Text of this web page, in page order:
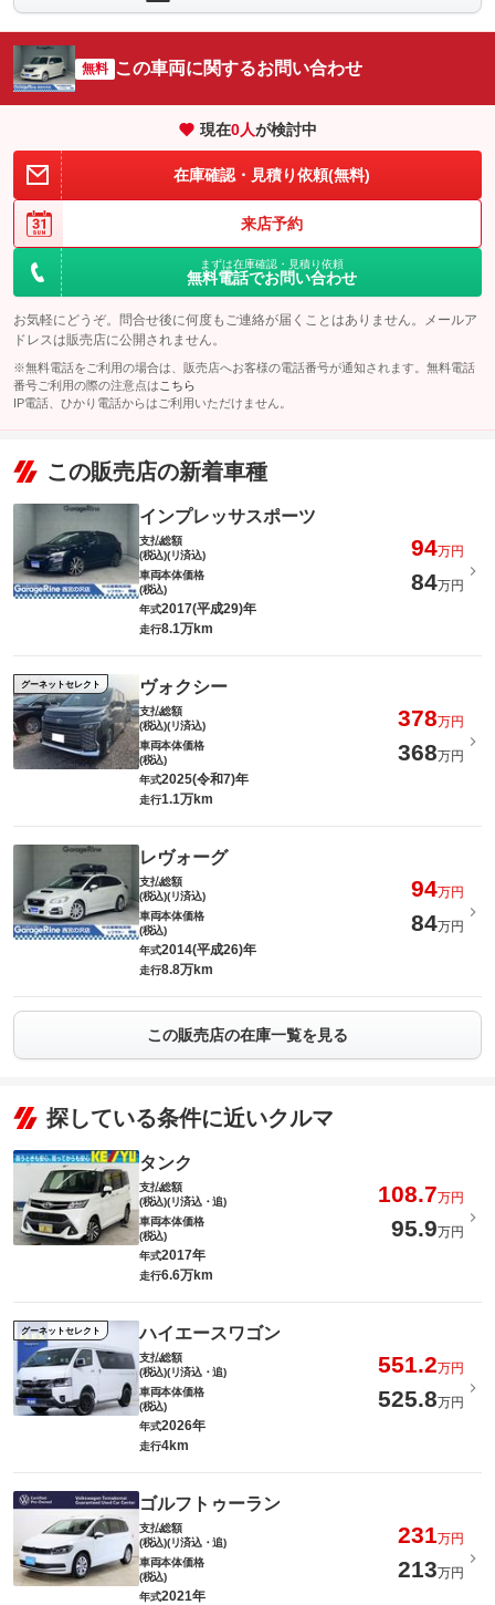
パック内容
ナンバーをお好きな番号にできる希望ナンバープランです。詳し
このパックの見積もり依頼（無料）
車両本体価
格
消耗部品である【バッテリー】【前後ブレーキパッド】【エアコ
ンフィルター】【エンジンオイル】【オイルエレメント】を全て
新品に致します♪※車種によって＋料金を頂戴する場合あり。
備考
消耗部品である【バッテリー】【前後ブレーキパッド】【エアコ
新品に致します♪※車種によって＋料金を頂戴する場合あり。
このパックの見積もり依頼（無料）
無料 この車両に関するお問い合わせ
現在0人が検討中
在庫確認・見積り依頼(無料)
来店予約
まずは在庫確認・見積り依頼
無料電話でお問い合わせ
お気軽にどうぞ。問合せ後に何度もご連絡が届くことはありません。メールア
ドレスは販売店に公開されません。
※無料電話をご利用の場合は、販売店へお客様の電話番号が通知されます。無料電話
番号ご利用の際の注意点は こちら
IP電話、ひかり電話からはご利用いただけません。
この販売店の新着車種
インプレッサスポーツ
支払総額
(税込)(リ済込)
94万円
車両本体価格
(税込)
84万円
年式2017(平成29)年
走行8.1万km
グーネットセレクト ヴォクシー
支払総額
(税込)(リ済込)
378万円
車両本体価格
(税込)
368万円
年式2025(令和7)年
走行1.1万km
レヴォーグ
支払総額
(税込)(リ済込)
94万円
車両本体価格
(税込)
84万円
年式2014(平成26)年
走行8.8万km
この販売店の在庫一覧を見る
探している条件に近いクルマ
タンク
支払総額
(税込)(リ済込・追)
108.7万円
車両本体価格
(税込)
95.9万円
年式2017年
走行6.6万km
グーネットセレクト ハイエースワゴン
支払総額
(税込)(リ済込・追)
551.2万円
車両本体価格
(税込)
525.8万円
年式2026年
走行4km
ゴルフトゥーラン
支払総額
(税込)(リ済込・追)
231万円
車両本体価格
(税込)
213万円
年式2021年